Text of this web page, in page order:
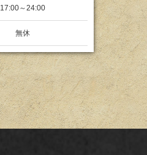
17:00～24:00
無休